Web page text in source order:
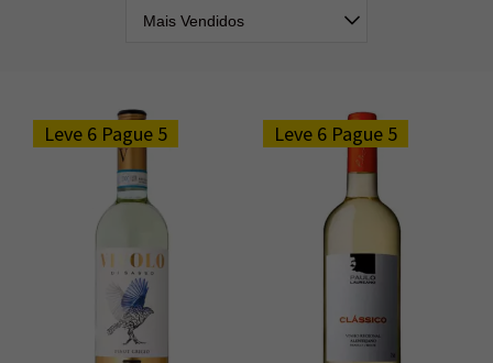
Leve 6 Pague 5 Leve 6 Pague 5